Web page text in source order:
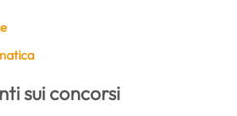
sui concorsi